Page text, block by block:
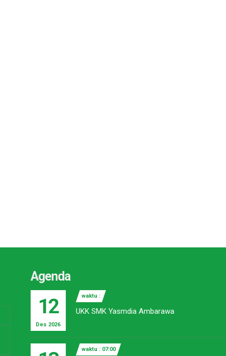
Agenda
12
Des 2026
waktu :
UKK SMK Yasmdia Ambarawa
waktu : 07:00